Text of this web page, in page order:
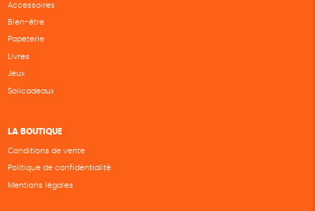
Accessoires
Bien-être
Papeterie
Livres
Jeux
Solicadeaux
LA BOUTIQUE
Conditions de vente
Politique de confidentialité
Mentions légales